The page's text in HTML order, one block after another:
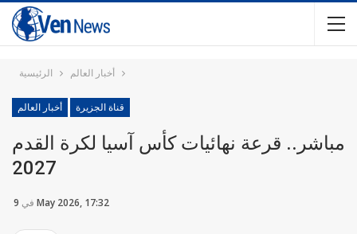
الرئيسية أخبار العالم
أخبار العالم قناة الجزيرة
مباشر.. قرعة نهائيات كأس آسيا لكرة القدم
2027
في 9 May 2026, 17:32